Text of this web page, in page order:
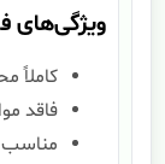
ویژگی‌های
کاملاً
فاقد
مناسب